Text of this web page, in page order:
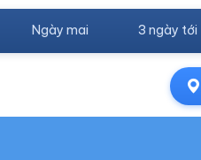
Ngày mai 3 ngày tới